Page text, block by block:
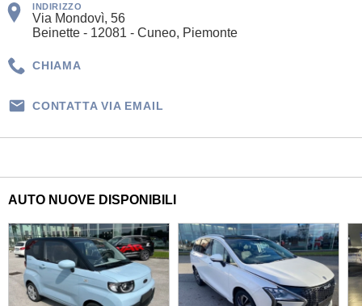
INDIRIZZO
Via Mondovì, 56
Beinette - 12081 - Cuneo, Piemonte
CHIAMA
CONTATTA VIA EMAIL
AUTO NUOVE DISPONIBILI